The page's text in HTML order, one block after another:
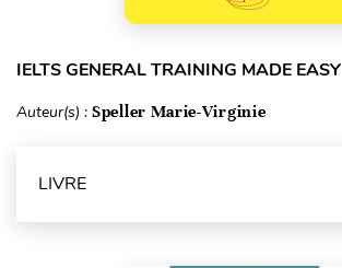
IELTS GENERAL TRAINING MADE EASY
Auteur(s) : Speller Marie-Virginie
LIVRE